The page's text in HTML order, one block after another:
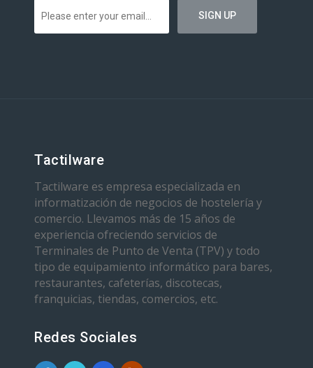
Tactilware
Tactilware es empresa especializada en
informatización de negocios de hostelería y
comercio. Llevamos más de 15 años de
experiencia ofreciendo servicios de
Terminales de Punto de Venta (TPV) y todo
tipo de equipamiento informático para bares,
restaurantes, cafeterías, discotecas,
franquicias, tiendas, comercios, etc.
Redes Sociales